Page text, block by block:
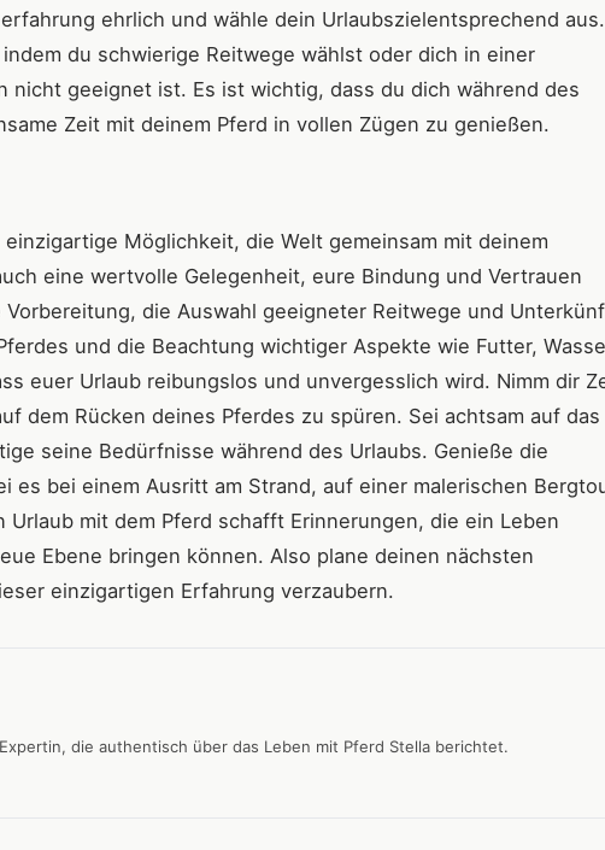
ehrlich und wähle dein Urlaubszielentsprechend aus.
du schwierige Reitwege wählst oder dich in einer
nicht geeignet ist. Es ist wichtig, dass du dich während des
Zeit mit deinem Pferd in vollen Zügen zu genießen.
Möglichkeit, die Welt gemeinsam mit deinem
eine wertvolle Gelegenheit, eure Bindung und Vertrauen
die Auswahl geeigneter Reitwege und
und die Beachtung wichtiger Aspekte wie Futter,
euer Urlaub reibungslos und unvergesslich wird. Nimm dir
dem Rücken deines Pferdes zu spüren. Sei achtsam auf das
seine Bedürfnisse während des Urlaubs. Genieße die
es bei einem Ausritt am Strand, auf einer malerischen
mit dem Pferd schafft Erinnerungen, die ein Leben
Ebene bringen können. Also plane deinen nächsten
einzigartigen Erfahrung verzaubern.
die authentisch über das Leben mit Pferd Stella berichtet.